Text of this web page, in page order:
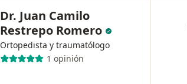
Dr. Juan Camilo
Restrepo Romero
Ortopedista y traumatólogo
1 opinión